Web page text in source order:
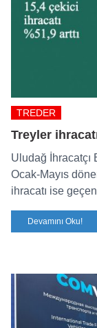
TREDER
Treyler
Uludağ İhracatçı
Ocak-Mayıs
ihracatı ise
Devamını Oku!